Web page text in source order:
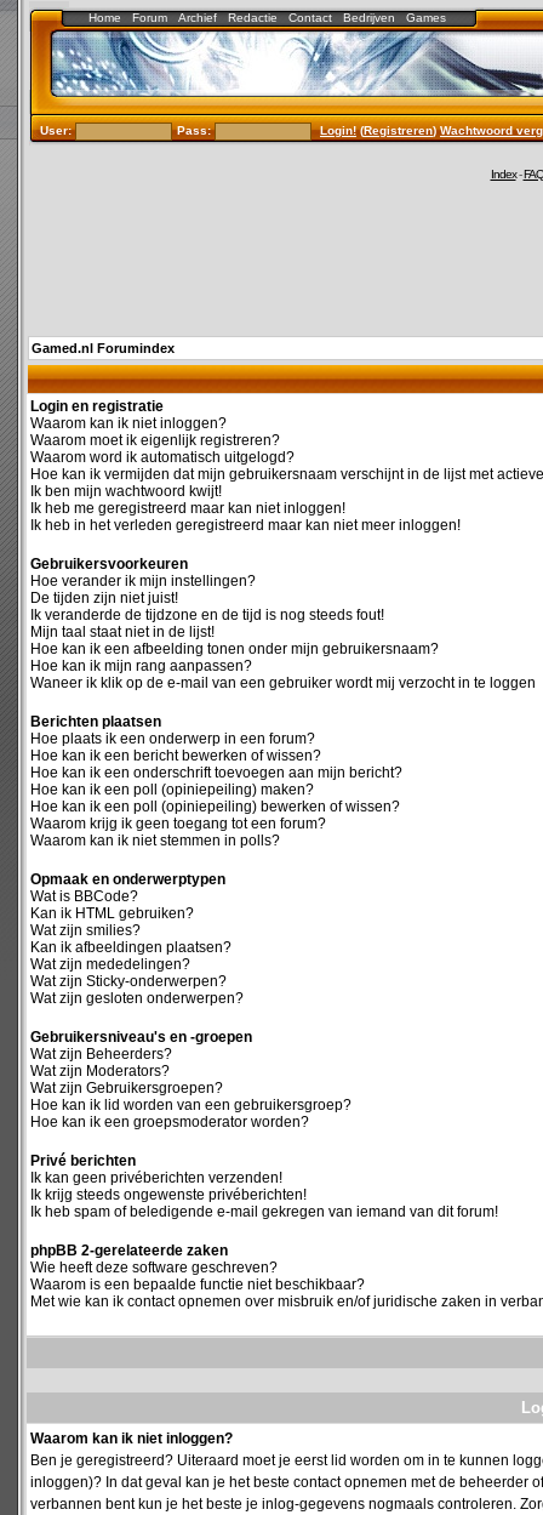
Home Forum Archief Redactie Contact Bedrijven Games
User: Pass: Login!(Registreren)Wachtwoord
Index-FAQ
Gamed.nl Forumindex
Login en registratie
Waarom kan ik niet inloggen?
Waarom moet ik eigenlijk registreren?
Waarom word ik automatisch uitgelogd?
Hoe kan ik vermijden dat mijn gebruikersnaam verschijnt in de lijst met
Ik ben mijn wachtwoord kwijt!
Ik heb me geregistreerd maar kan niet inloggen!
Ik heb in het verleden geregistreerd maar kan niet meer inloggen!
Gebruikersvoorkeuren
Hoe verander ik mijn instellingen?
De tijden zijn niet juist!
Ik veranderde de tijdzone en de tijd is nog steeds fout!
Mijn taal staat niet in de lijst!
Hoe kan ik een afbeelding tonen onder mijn gebruikersnaam?
Hoe kan ik mijn rang aanpassen?
Waneer ik klik op de e-mail van een gebruiker wordt mij verzocht in te loggen
Berichten plaatsen
Hoe plaats ik een onderwerp in een forum?
Hoe kan ik een bericht bewerken of wissen?
Hoe kan ik een onderschrift toevoegen aan mijn bericht?
Hoe kan ik een poll (opiniepeiling) maken?
Hoe kan ik een poll (opiniepeiling) bewerken of wissen?
Waarom krijg ik geen toegang tot een forum?
Waarom kan ik niet stemmen in polls?
Opmaak en onderwerptypen
Wat is BBCode?
Kan ik HTML gebruiken?
Wat zijn smilies?
Kan ik afbeeldingen plaatsen?
Wat zijn mededelingen?
Wat zijn Sticky-onderwerpen?
Wat zijn gesloten onderwerpen?
Gebruikersniveau's en -groepen
Wat zijn Beheerders?
Wat zijn Moderators?
Wat zijn Gebruikersgroepen?
Hoe kan ik lid worden van een gebruikersgroep?
Hoe kan ik een groepsmoderator worden?
Privé berichten
Ik kan geen privéberichten verzenden!
Ik krijg steeds ongewenste privéberichten!
Ik heb spam of beledigende e-mail gekregen van iemand van dit forum!
phpBB 2-gerelateerde zaken
Wie heeft deze software geschreven?
Waarom is een bepaalde functie niet beschikbaar?
Met wie kan ik contact opnemen over misbruik en/of juridische zaken in
Waarom kan ik niet inloggen?
Ben je geregistreerd? Uiteraard moet je eerst lid worden om in te kunnen
inloggen)? In dat geval kan je het beste contact opnemen met de beheerder
verbannen bent kun je het beste je inlog-gegevens nogmaals controleren.